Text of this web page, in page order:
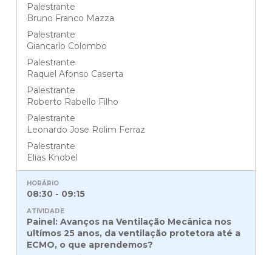
Palestrante
Bruno Franco Mazza
Palestrante
Giancarlo Colombo
Palestrante
Raquel Afonso Caserta
Palestrante
Roberto Rabello Filho
Palestrante
Leonardo Jose Rolim Ferraz
Palestrante
Elias Knobel
08:30 - 09:15
Painel: Avanços na Ventilação Mecânica nos
ultímos 25 anos, da ventilação protetora até a
ECMO, o que aprendemos?